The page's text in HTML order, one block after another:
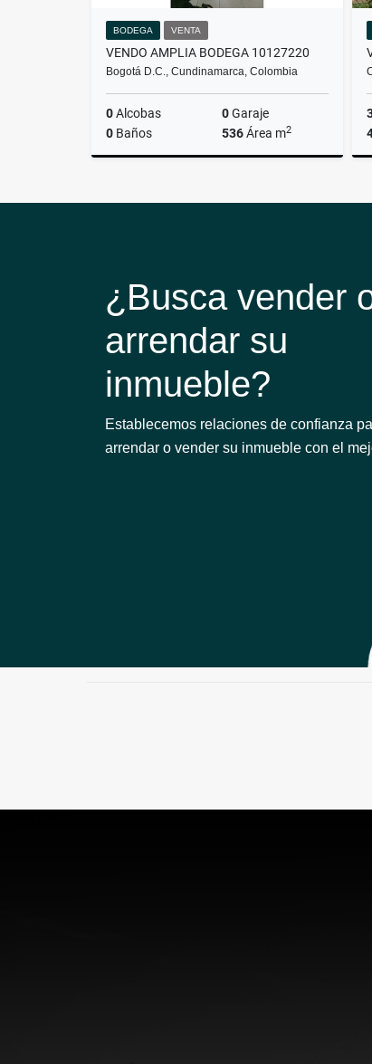
BODEGA VENTA
VENDO AMPLIA BODEGA 10127220
Bogotá D.C., Cundinamarca, Colombia
0Alcobas 0Garaje
0 Baños 536Área m2
$2.500.000.000
¿Busca vender
arrendar su
inmueble?
Establecemos relaciones de confianza
arrendar o vender su inmueble con el